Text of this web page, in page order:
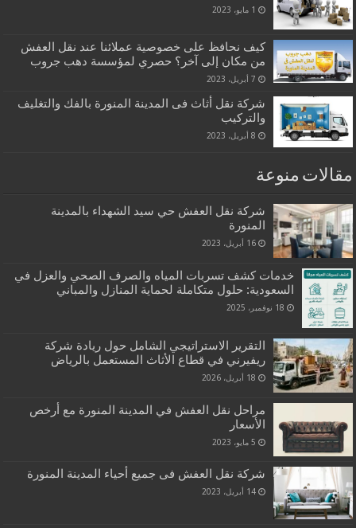
1 مايو، 2023
كيف نحافظ على خصوصية عملائنا عند نقل العفش
من مكان إلى آخر؟ حصري لمؤسسة دهب جروب
7 أبريل، 2023
شركة نقل أثاث فى المدينة المنورة بالفك والتغليف
والتركيب
8 أبريل، 2023
مقالات منوعة
شركة نقل العفش حي سيد الشهداء بالمدينة
المنورة
16 أبريل، 2023
خدمات كشف تسربات المياه والصرف الصحي والعزل في
السعودية: حلول متكاملة لحماية المنازل والمباني
18 نوفمبر، 2025
التقرير الاستراتيجي الشامل حول ريادة شركة
ريفيرني في قطاع الأثاث المستعمل بالرياض
18 أبريل، 2026
مراحل نقل العفش في المدينة المنورة مع أرخص
الأسعار
5 مايو، 2023
شركة نقل العفش فى جميع أحياء المدينة المنورة
14 أبريل، 2023